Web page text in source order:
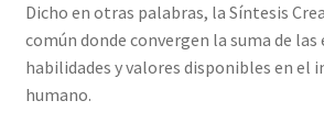
Dicho en otras palabras, la Síntesis
común donde convergen la suma de las
habilidades y valores disponibles en el
humano.